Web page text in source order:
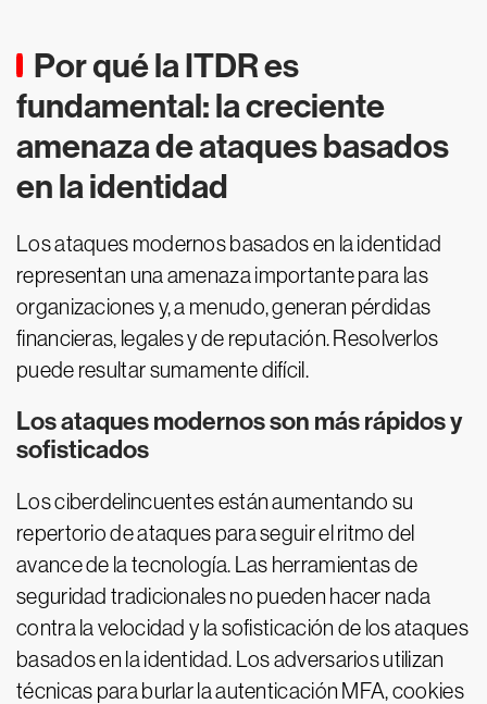
Por qué la ITDR es
fundamental: la creciente
amenaza de ataques basados
en la identidad
Los ataques modernos basados en la identidad
representan una amenaza importante para las
organizaciones y, a menudo, generan pérdidas
financieras, legales y de reputación. Resolverlos
puede resultar sumamente difícil.
Los ataques modernos son más rápidos y
sofisticados
Los ciberdelincuentes están aumentando su
repertorio de ataques para seguir el ritmo del
avance de la tecnología. Las herramientas de
seguridad tradicionales no pueden hacer nada
contra la velocidad y la sofisticación de los ataques
basados en la identidad. Los adversarios utilizan
técnicas para burlar la autenticación MFA, cookies